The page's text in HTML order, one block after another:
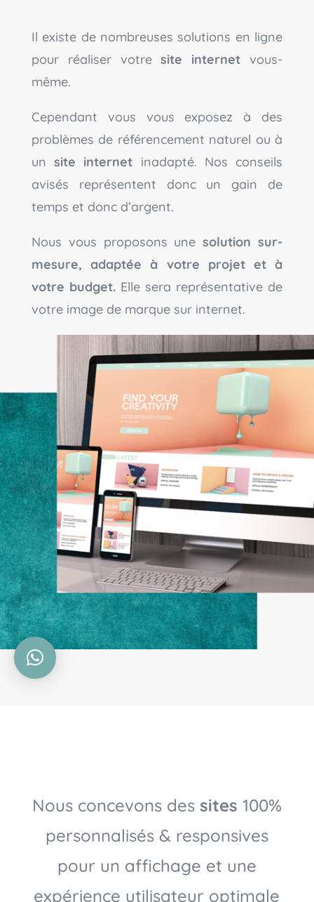
Il existe de nombreuses solutions en ligne
pour réaliser votresite internet vous-
même.
Cependant vous vous exposez à des
problèmes de référencement naturel ou à
unsite internet inadapté. Nos conseils
avisés représentent donc un gain de
temps et donc d’argent.
Nous vous proposons une solution sur-
mesure, adaptée à votre projet et à
votre budget. Elle sera représentative de
votre image de marque sur internet.
Nous concevons des sites 100%
personnalisés & responsives
pour un affichage et une
expérience utilisateur optimale